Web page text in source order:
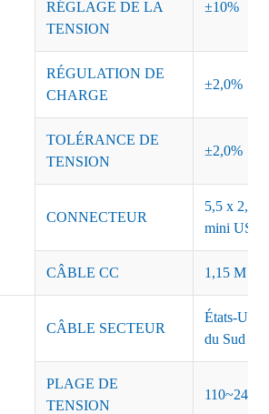
RÉGLAGE DE LA
TENSION
±10%
RÉGULATION DE
CHARGE
±2,0%
TOLÉRANCE DE
TENSION
±2,0%
CONNECTEUR
5,5 x 2,5,
mini USB
CÂBLE CC 1,15 M ou
CÂBLE SECTEUR
États-Unis
du Sud
PLAGE DE
TENSION
110~240